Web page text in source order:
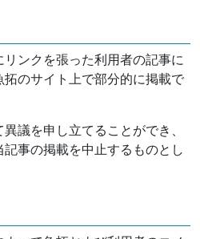
ンクを張った利用者の記事に
のサイト上で部分的に掲載で
議を申し立てることができ、
事の掲載を中止するものとし